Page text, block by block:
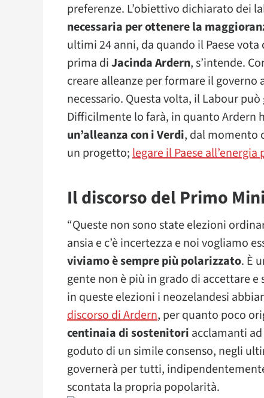
preferenze. L’obiettivo dichiarato dei
necessaria per ottenere la
ultimi 24 anni, da quando il Paese
prima diJacinda Ardern, s’intende.
creare alleanze per formare il
necessario. Questa volta, il Labour
Difficilmente lo farà, in quanto Ardern
un’alleanza con i Verdi, dal momento
un progetto;legare il Paese all’energia
Il discorso del Primo
“Queste non sono state elezioni
ansia e c’è incertezza e noi vogliamo
viviamo è sempre più polarizzato. È
gente non è più in grado di accettare
in queste elezioni i neozelandesi
discorso di Ardern, per quanto poco
centinaia di sostenitori acclamanti
goduto di un simile consenso, negli
governerà per tutti,
scontata la propria popolarità.